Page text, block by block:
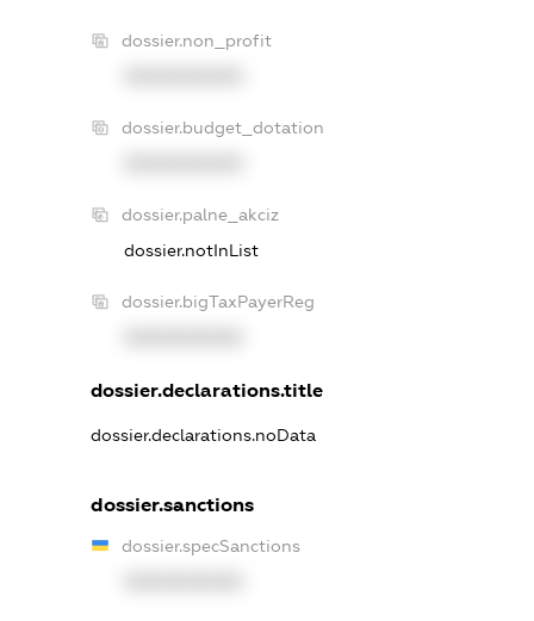
dossier.non_profit
dossier.budget_dotation
dossier.palne_akciz
dossier.notInList
dossier.bigTaxPayerReg
dossier.declarations.title
dossier.declarations.noData
dossier.sanctions
dossier.specSanctions